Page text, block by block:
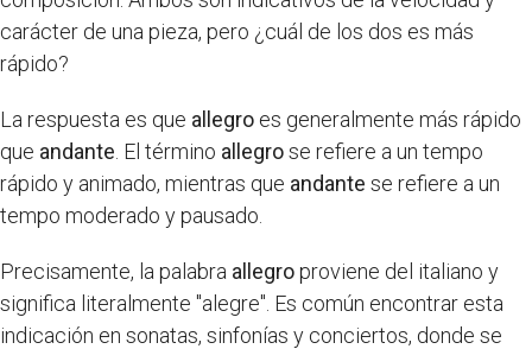
carácter de una pieza, pero ¿cuál de los dos es más
rápido?
La respuesta es que allegro es generalmente más rápido
que andante . El término allegrose refiere a un tempo
rápido y animado, mientras que andante se refiere a un
tempo moderado y pausado.
Precisamente, la palabra allegroproviene del italiano y
significa literalmente "alegre". Es común encontrar esta
indicación en sonatas, sinfonías y conciertos, donde se